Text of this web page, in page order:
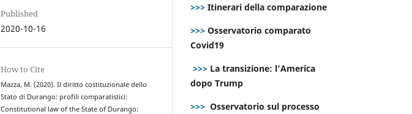
Published
2020-10-16
How to Cite
Mazza, M. (2020). Il diritto costituzionale dello
Stato di Durango: profili comparatistici:
Constitutional law of the State of Durango:
>>> Itinerari della comparazione
>>> Osservatorio comparato
Covid19
>>> La transizione: l’America
dopo Trump
>>> Osservatorio sul processo